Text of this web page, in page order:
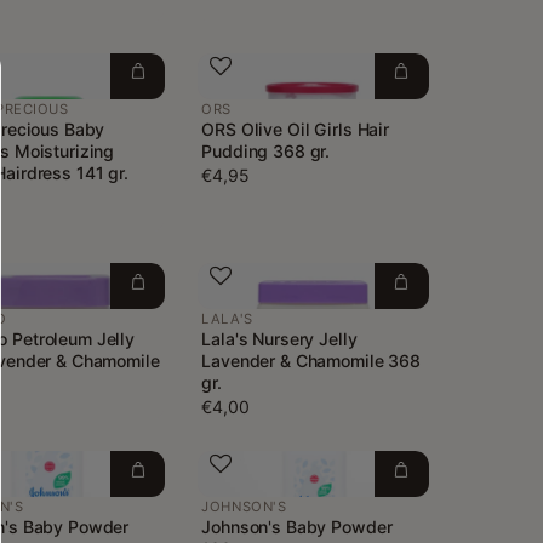
Baby
Moisturizing
141 gr.
ORS
ORS Olive Oil Girls Hair
Pudding 368 gr.
€4,95
Petroleum Jelly
& Chamomile
LALA'S
Lala's Nursery Jelly
Lavender & Chamomile 368
gr.
€4,00
Baby Powder
JOHNSON'S
Johnson's Baby Powder